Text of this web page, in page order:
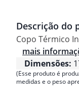
Descrição do
Copo Térmico
mais
Dimensões:
(Esse produto é
medidas e o peso